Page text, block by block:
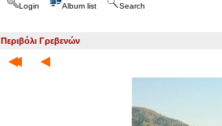
Login Album list Search
Περιβόλι Γρεβενών